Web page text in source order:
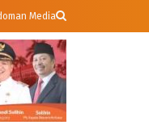
Media